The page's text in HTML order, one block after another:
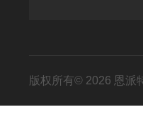
版权所有© 2026 恩